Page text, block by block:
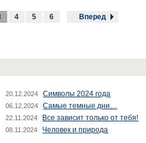
4 5 6 Вперед
20.12.2024 Символы 2024 года
06.12.2024 Самые темные дни…
22.11.2024 Все зависит только от тебя!
08.11.2024 Человек и природа